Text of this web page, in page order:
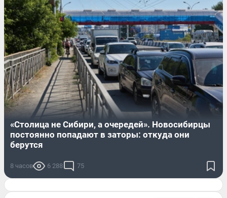
«Столица не Сибири, а очередей». Новосибирцы
постоянно попадают в заторы: откуда они
берутся
8 часов 6 288 75